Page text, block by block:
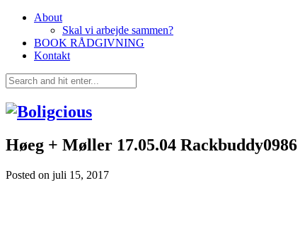
About
Skal vi arbejde sammen?
BOOK RÅDGIVNING
Kontakt
Høeg + Møller 17.05.04 Rackbuddy0986
Posted on juli 15, 2017